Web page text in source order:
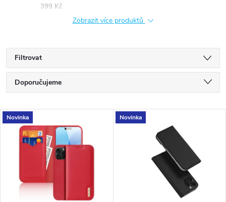
399 Kč
Zobrazit více produktů
Filtrovat
Ř
a
Doporučujeme
Nejdražší
Nejprodávanější
V
Novinka Novinka